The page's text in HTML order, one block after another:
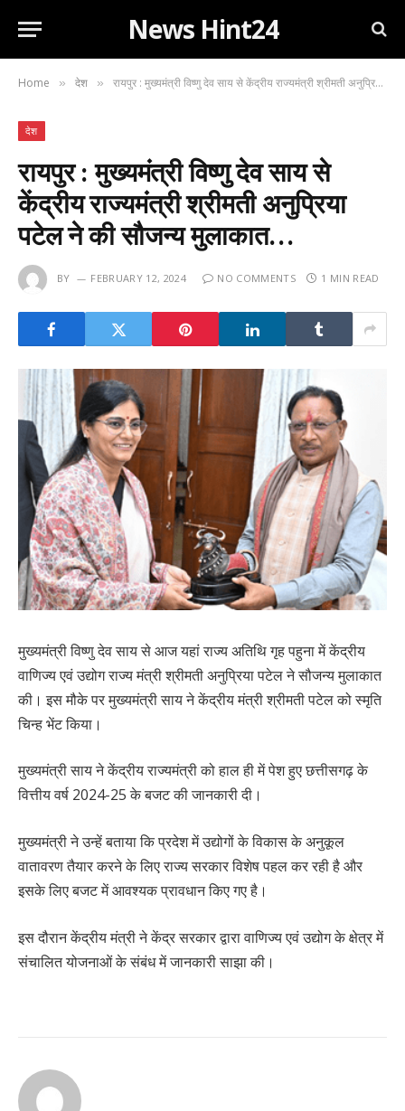
News Hint24
Home » देश » रायपुर : मुख्यमंत्री विष्णु देव साय से केंद्रीय राज्यमंत्री श्रीमती अनुप्रिया पटेल ने की सौजन्य मुलाकात…
देश
रायपुर : मुख्यमंत्री विष्णु देव साय से
केंद्रीय राज्यमंत्री श्रीमती अनुप्रिया
पटेल ने की सौजन्य मुलाकात…
BY FEBRUARY 12, 2024 NO COMMENTS 1 MIN READ
मुख्यमंत्री विष्णु देव साय से आज यहां राज्य अतिथि गृह पहुना में केंद्रीय
वाणिज्य एवं उद्योग राज्य मंत्री श्रीमती अनुप्रिया पटेल ने सौजन्य मुलाकात
की। इस मौके पर मुख्यमंत्री साय ने केंद्रीय मंत्री श्रीमती पटेल को स्मृति
चिन्ह भेंट किया।
मुख्यमंत्री साय ने केंद्रीय राज्यमंत्री को हाल ही में पेश हुए छत्तीसगढ़ के
वित्तीय वर्ष 2024-25 के बजट की जानकारी दी।
मुख्यमंत्री ने उन्हें बताया कि प्रदेश में उद्योगों के विकास के अनुकूल
वातावरण तैयार करने के लिए राज्य सरकार विशेष पहल कर रही है और
इसके लिए बजट में आवश्यक प्रावधान किए गए है।
इस दौरान केंद्रीय मंत्री ने केंद्र सरकार द्वारा वाणिज्य एवं उद्योग के क्षेत्र में
संचालित योजनाओं के संबंध में जानकारी साझा की।